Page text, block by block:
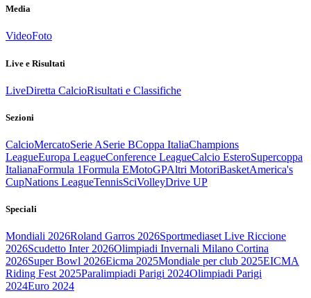
Media
VideoFoto
Live e Risultati
LiveDiretta CalcioRisultati e Classifiche
Sezioni
CalcioMercatoSerie ASerie BCoppa ItaliaChampions
LeagueEuropa LeagueConference LeagueCalcio EsteroSupercoppa
ItalianaFormula 1Formula EMotoGPAltri MotoriBasketAmerica's
CupNations LeagueTennisSciVolleyDrive UP
Speciali
Mondiali 2026Roland Garros 2026Sportmediaset Live Riccione
2026Scudetto Inter 2026Olimpiadi Invernali Milano Cortina
2026Super Bowl 2026Eicma 2025Mondiale per club 2025EICMA
Riding Fest 2025Paralimpiadi Parigi 2024Olimpiadi Parigi
2024Euro 2024